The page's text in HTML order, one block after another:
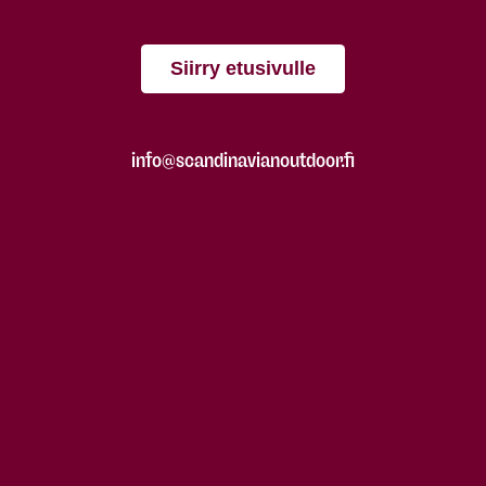
Siirry etusivulle
info@scandinavianoutdoor.fi